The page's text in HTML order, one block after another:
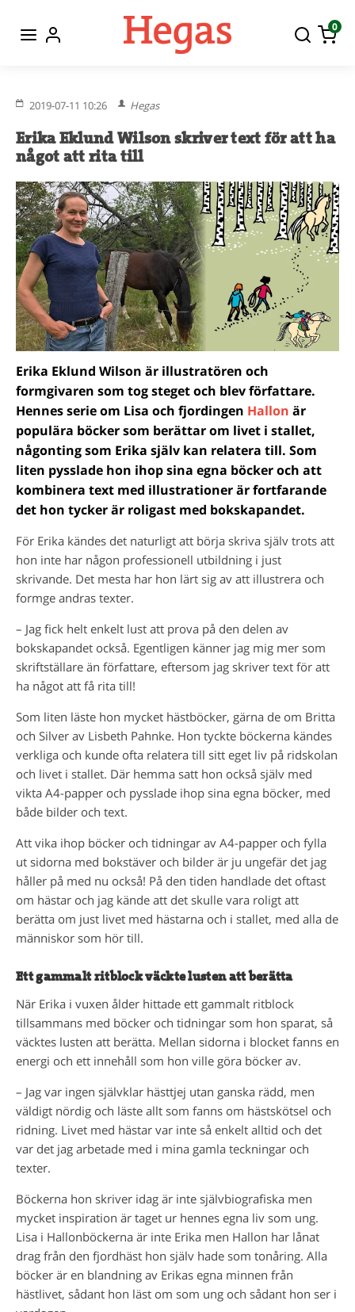
0
2019-07-11 10:26 Hegas
Erika Eklund Wilson skriver text för att ha
något att rita till
Erika Eklund Wilson är illustratören och
formgivaren som tog steget och blev författare.
Hennes serie om Lisa och fjordingen Hallon är
populära böcker som berättar om livet i stallet,
någonting som Erika själv kan relatera till. Som
liten pysslade hon ihop sina egna böcker och att
kombinera text med illustrationer är fortfarande
det hon tycker är roligast med bokskapandet.
För Erika kändes det naturligt att börja skriva själv trots att
hon inte har någon professionell utbildning i just
skrivande. Det mesta har hon lärt sig av att illustrera och
formge andras texter.
– Jag fick helt enkelt lust att prova på den delen av
bokskapandet också. Egentligen känner jag mig mer som
skriftställare än författare, eftersom jag skriver text för att
ha något att få rita till!
Som liten läste hon mycket hästböcker, gärna de om Britta
och Silver av Lisbeth Pahnke. Hon tyckte böckerna kändes
verkliga och kunde ofta relatera till sitt eget liv på ridskolan
och livet i stallet. Där hemma satt hon också själv med
vikta A4-papper och pysslade ihop sina egna böcker, med
både bilder och text.
Att vika ihop böcker och tidningar av A4-papper och fylla
ut sidorna med bokstäver och bilder är ju ungefär det jag
håller på med nu också! På den tiden handlade det oftast
om hästar och jag kände att det skulle vara roligt att
berätta om just livet med hästarna och i stallet, med alla de
människor som hör till.
Ett gammalt ritblock väckte lusten att berätta
När Erika i vuxen ålder hittade ett gammalt ritblock
tillsammans med böcker och tidningar som hon sparat, så
väcktes lusten att berätta. Mellan sidorna i blocket fanns en
energi och ett innehåll som hon ville göra böcker av.
– Jag var ingen självklar hästtjej utan ganska rädd, men
väldigt nördig och läste allt som fanns om hästskötsel och
ridning. Livet med hästar var inte så enkelt alltid och det
var det jag arbetade med i mina gamla teckningar och
texter.
Böckerna hon skriver idag är inte självbiografiska men
mycket inspiration är taget ur hennes egna liv som ung.
Lisa i Hallonböckerna är inte Erika men Hallon har lånat
drag från den fjordhäst hon själv hade som tonåring. Alla
böcker är en blandning av Erikas egna minnen från
hästlivet, sådant hon läst om som ung och sådant hon ser i